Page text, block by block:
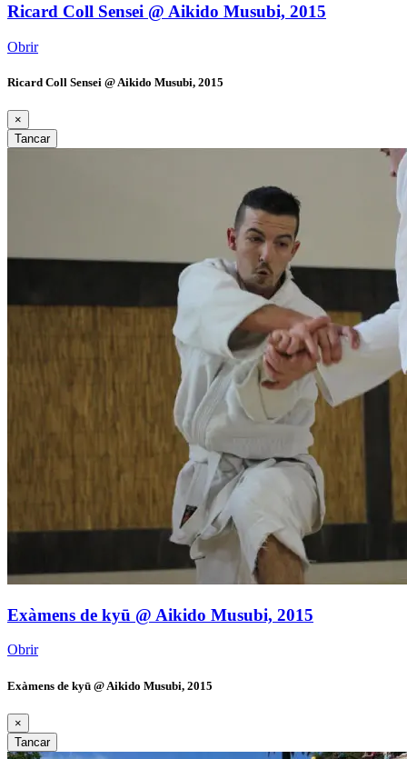
Ricard Coll Sensei @ Aikido Musubi, 2015
Obrir
Ricard Coll Sensei @ Aikido Musubi, 2015
×
Tancar
Exàmens de kyū @ Aikido Musubi, 2015
Obrir
Exàmens de kyū @ Aikido Musubi, 2015
×
Tancar